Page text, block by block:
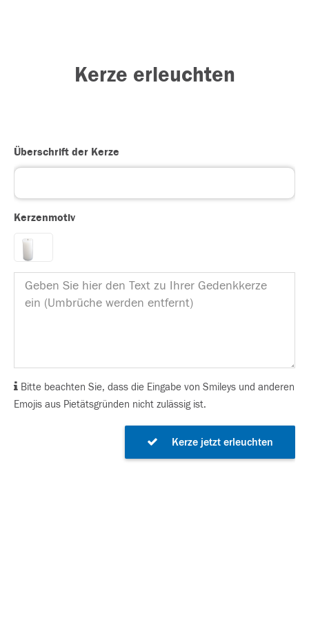
Kerze erleuchten
Überschrift der Kerze
Kerzenmotiv
Bitte beachten Sie, dass die Eingabe von Smileys und anderen
Emojis aus Pietätsgründen nicht zulässig ist.
Kerze jetzt erleuchten